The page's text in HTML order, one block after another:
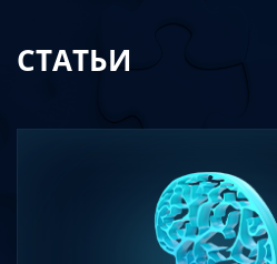
СТАТЬИ